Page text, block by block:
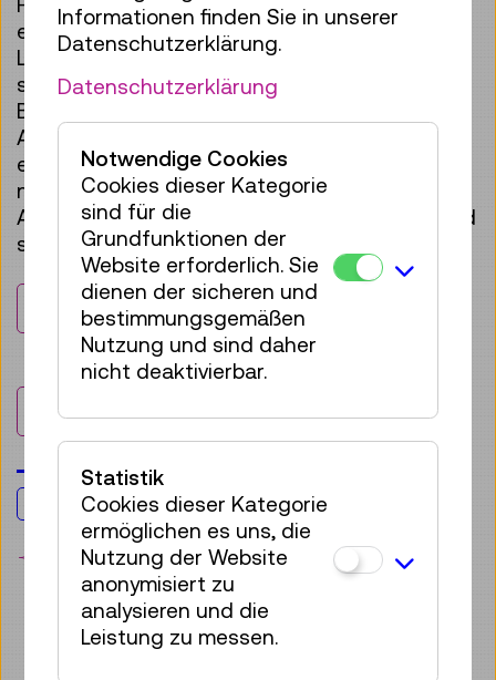
entwickelt, mit dem Besucher:innen ab
Lesealter in Kleingruppen die Ausstellung
selbstständig entdecken konnten. Lehr- und
Begleitpersonen konnten Puzzles inkl.
Aufgabenblatt am Informationsschalter
entlehnen und für den Ausstellungsbesuch
nutzen. Die jeweils drei unterschiedlichen
Aufgabenblätter waren in leichter, mittlerer und
schwieriger Schwierigkeitsstufe verfügbar.
Leicht Mittel Schwer
Aktuelle Ausstellungen
Jugendliche & Erwachsene
Merken
EINDRÜCKE
Informationen finden Sie in unserer
Datenschutzerklärung.
Datenschutzerklärung
Notwendige Cookies
Cookies dieser Kategorie
sind für die
Grundfunktionen der
Website erforderlich. Sie
dienen der sicheren und
bestimmungsgemäßen
Nutzung und sind daher
nicht deaktivierbar.
Statistik
Cookies dieser Kategorie
ermöglichen es uns, die
Nutzung der Website
anonymisiert zu
analysieren und die
Leistung zu messen.